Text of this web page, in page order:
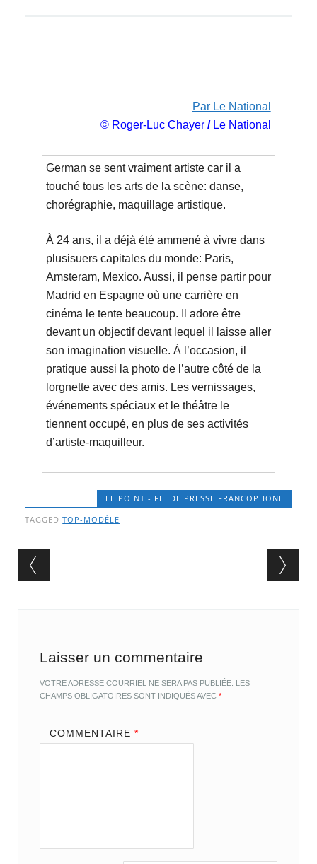
Par Le National
© Roger-Luc Chayer/Le National
German se sent vraiment artiste car il a
touché tous les arts de la scène: danse,
chorégraphie, maquillage artistique.
À 24 ans, il a déjà été ammené à vivre dans
plusisuers capitales du monde: Paris,
Amsteram, Mexico. Aussi, il pense partir pour
Madrid en Espagne où une carrière en
cinéma le tente beaucoup. Il adore être
devant un objectif devant lequel il laisse aller
son imagination visuelle. À l’occasion, il
pratique aussi la photo de l’autre côté de la
lorgnette avec des amis. Les vernissages,
événements spéciaux et le théâtre le
tiennent occupé, en plus de ses activités
d’artiste-maquilleur.
LE POINT - FIL DE PRESSE FRANCOPHONE
TAGGEDTOP-MODÈLE
Post navigation
Laisser un commentaire
VOTRE ADRESSE COURRIEL NE SERA PAS PUBLIÉE. LES
CHAMPS OBLIGATOIRES SONT INDIQUÉS AVEC*
COMMENTAIRE *